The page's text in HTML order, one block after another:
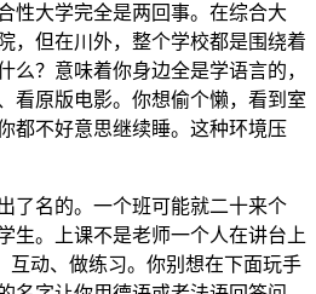
性大学完全是两回事。在综合大
，但在川外，整个学校都是围绕着
么？意味着你身边全是学语言的，
看原版电影。你想偷个懒，看到室
都不好意思继续睡。这种环境压
了名的。一个班可能就二十来个
生。上课不是老师一个人在讲台上
互动、做练习。你别想在下面玩手